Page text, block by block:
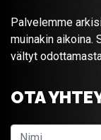
Palvelemme
muinakin aikoina.
vältyt
OTA